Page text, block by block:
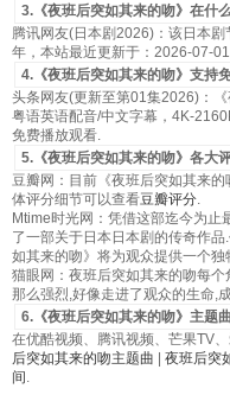
3.《夜班后突如其来的吻》在什
腾讯网友(日本剧2026)：该日本
年，本站最近更新于：2026-07-
4.《夜班后突如其来的吻》支持
头条网友(更新至第01集2026)：
粤语英语配音/中文字幕，4K-
免费播放观看.
5.《夜班后突如其来的吻》各大
豆瓣网：目前《夜班后突如其来
体评分细节可以查看豆瓣评分.
Mtime时光网：凭借这部迄今为
了一部关于日本日本剧的传奇作
如其来的吻》将为观众提供一个
猫眼网：夜班后突如其来的吻每
那么强烈,好像走进了观众的生命,
6.《夜班后突如其来的吻》主题
在优酷视频、腾讯视频、芒果TV
后突如其来的吻主题曲
夜班后突
间 .